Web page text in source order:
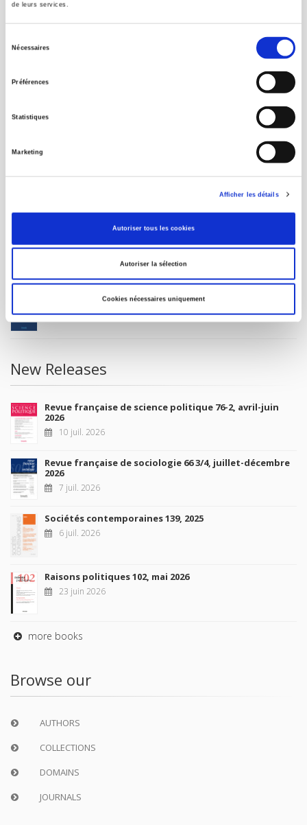
de leurs services.
Nécessaires
Préférences
Statistiques
Marketing
Afficher les détails
Autoriser tous les cookies
Autoriser la sélection
Cookies nécessaires uniquement
SCIENCES PO UNIVERSITY PRESS has a threefold role: to publish
help public and political debate.
FOREIGN RIGHTS
MY ACCOUNT
Future Releases
La France et l'Union européenne
New Releases
Revue française de science politique 76-2, avril-juin
2026
10 juil. 2026
Revue française de sociologie 66 3/4, juillet-décembre
2026
7 juil. 2026
Sociétés contemporaines 139, 2025
6 juil. 2026
Raisons politiques 102, mai 2026
23 juin 2026
more books
Browse our
AUTHORS
COLLECTIONS
DOMAINS
JOURNALS